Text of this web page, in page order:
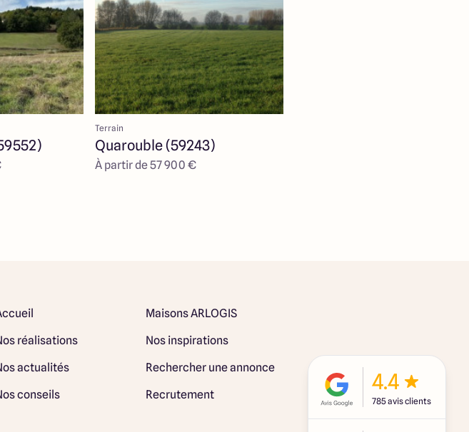
Terrain
Quarouble (59243)
À partir de 57 900 €
4.4
785 avis clients
Maisons ARLOGIS
réalisations
Nos inspirations
actualités
Rechercher une annonce
conseils
Recrutement